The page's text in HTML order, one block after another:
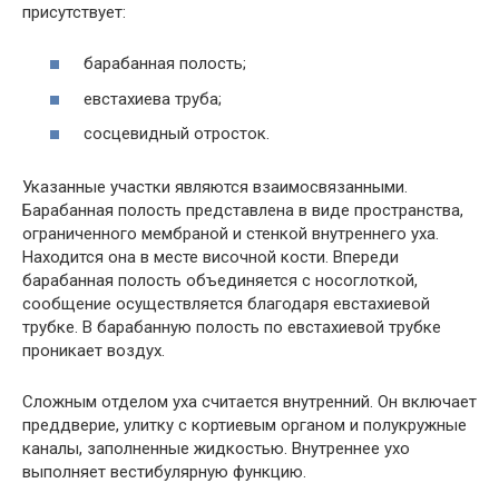
присутствует:
барабанная полость;
евстахиева труба;
сосцевидный отросток.
Указанные участки являются взаимосвязанными.
Барабанная полость представлена в виде пространства,
ограниченного мембраной и стенкой внутреннего уха.
Находится она в месте височной кости. Впереди
барабанная полость объединяется с носоглоткой,
сообщение осуществляется благодаря евстахиевой
трубке. В барабанную полость по евстахиевой трубке
проникает воздух.
Сложным отделом уха считается внутренний. Он включает
преддверие, улитку с кортиевым органом и полукружные
каналы, заполненные жидкостью. Внутреннее ухо
выполняет вестибулярную функцию.